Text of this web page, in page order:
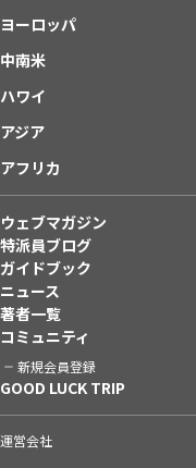
ヨーロッパ
中南米
ハワイ
アジア
アフリカ
ウェブマガジン
特派員ブログ
ガイドブック
ニュース
著者一覧
コミュニティ
新規会員登録
GOOD LUCK TRIP
運営会社